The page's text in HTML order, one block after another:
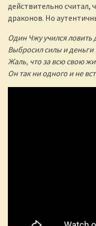
действительно считал,
драконов. Но
Один Чжу учился ловить
Выбросил силы и деньги
Жаль, что за всю свою
Он так ни одного и не